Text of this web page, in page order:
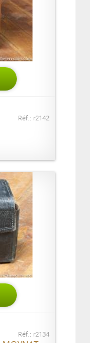
Réf.: r2142
Réf.: r2134